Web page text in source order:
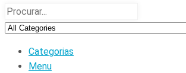
Categorias
Menu